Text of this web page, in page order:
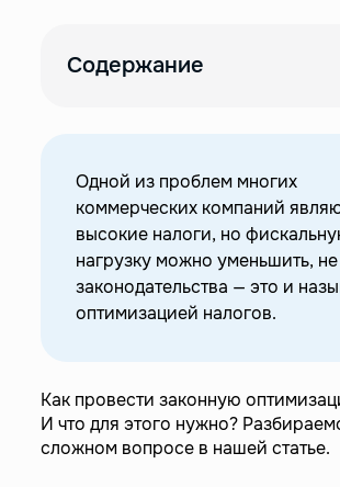
Содержание
налогов: в чем отличие?
—Оптимизация налогообложения в
странах
— Кипр
Великобритания
—Помощь при регистрации
рубежом
Одной из проблем многих
коммерческих компаний
высокие налоги, но
нагрузку можно уменьшить,
законодательства — это и
оптимизацией налогов.
Как провести законную
И что для этого нужно?
сложном вопросе в нашей статье.